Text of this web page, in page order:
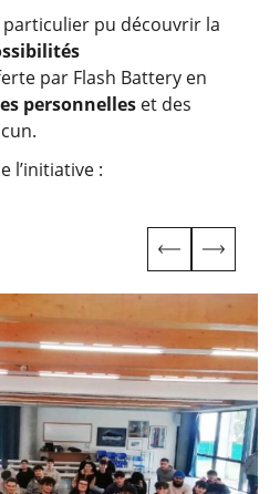
pu découvrir la
par Flash Battery en
personnelles et des
l’initiative :